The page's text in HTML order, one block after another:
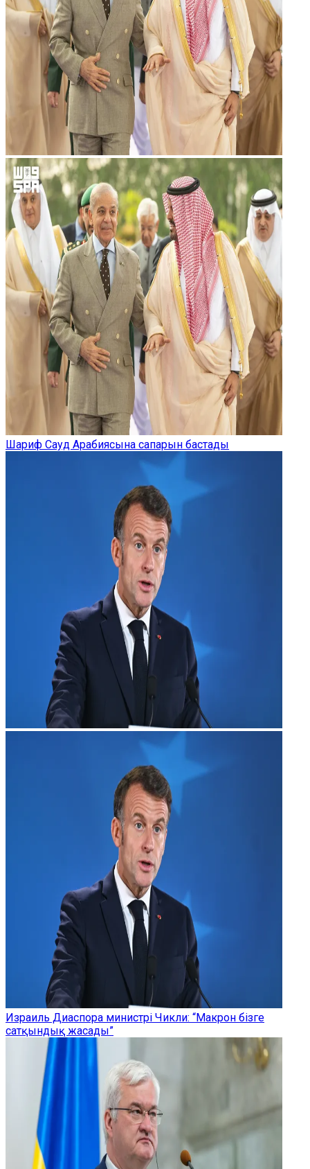
Шариф Сауд Арабиясына сапарын бастады
Израиль Диаспора министрі Чикли: “Макрон бізге
сатқындық жасады”